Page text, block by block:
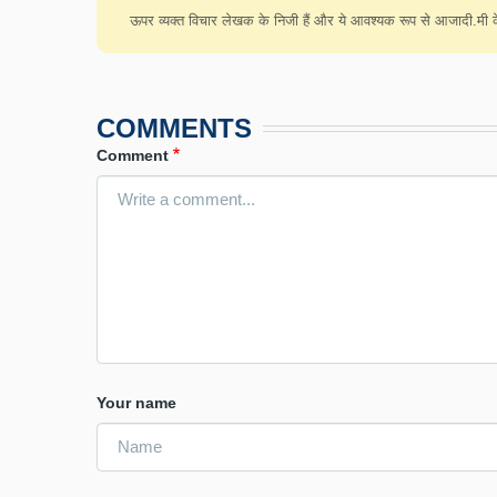
ऊपर व्यक्त विचार लेखक के निजी हैं और ये आवश्यक रूप से आजादी.मी के
COMMENTS
Comment
Your name